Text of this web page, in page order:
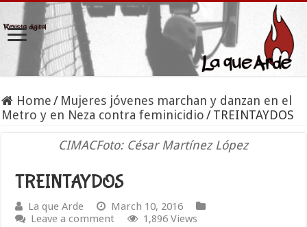
Home / Mujeres jóvenes marchan y danzan en el
Metro y en Neza contra feminicidio /TREINTAYDOS
CIMACFoto: César Martínez López
TREINTAYDOS
La que Arde
March 10, 2016
Leave a comment
1,896 Views